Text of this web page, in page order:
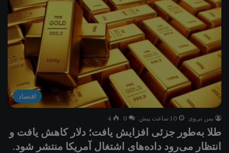
اقتصاد
یمن تی‌وی 10 ساعت پیش 0
4
طلا به‌طور جزئی افزایش یافت؛ دلار کاهش یافت و
انتظار می‌رود داده‌های اشتغال آمریکا منتشر شود.